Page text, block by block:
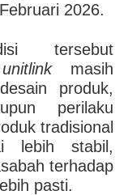
2026.
tersebut
unitlinkmasih
produk,
perilaku
tradisional
lebih stabil,
terhadap
pasti.